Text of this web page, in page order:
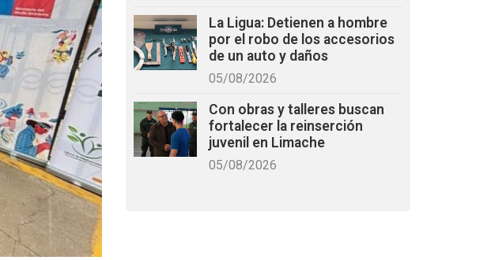
La Ligua: Detienen a hombre
por el robo de los accesorios
de un auto y daños
05/08/2026
Con obras y talleres buscan
fortalecer la reinserción
juvenil en Limache
05/08/2026